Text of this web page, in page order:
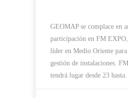
GEOMAP se complace en
participación en FM
líder en Medio Oriente para
gestión de instalaciones.
tendrá lugar desde 23